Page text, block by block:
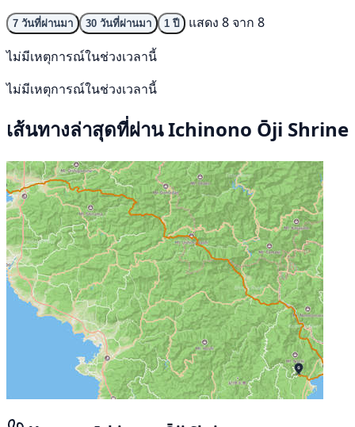
7 วันที่ผ่านมา 30 วันที่ผ่านมา 1 ปี
แสดง 8 จาก 8
ไม่มีเหตุการณ์ในช่วงเวลานี้
ไม่มีเหตุการณ์ในช่วงเวลานี้
เส้นทางล่าสุดที่ผ่าน Ichinono Ōji Shrine